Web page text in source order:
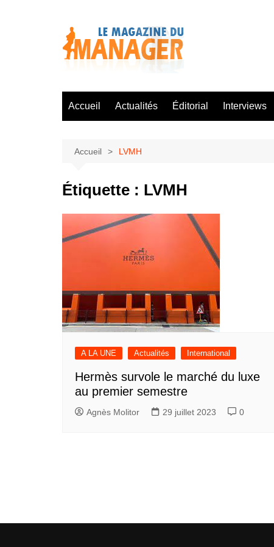
Accueil Actualités Éditorial Interviews
Accueil LVMH
Étiquette : LVMH
A LA UNE Actualités International
Hermès survole le marché du luxe
au premier semestre
Agnès Molitor 29 juillet 2023 0